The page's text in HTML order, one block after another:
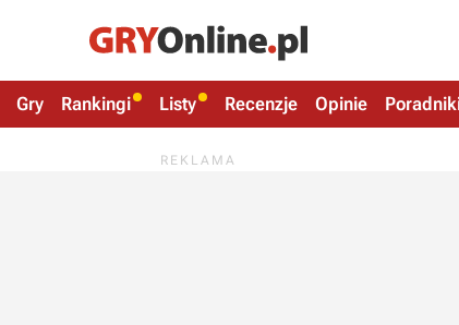
Gry Rankingi Listy Recenzje Opinie